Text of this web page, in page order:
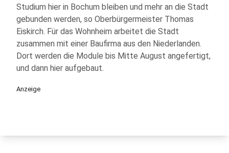
Studium hier in Bochum bleiben und mehr an die Stadt
gebunden werden, so Oberbürgermeister Thomas
Eiskirch. Für das Wohnheim arbeitet die Stadt
zusammen mit einer Baufirma aus den Niederlanden.
Dort werden die Module bis Mitte August angefertigt,
und dann hier aufgebaut.
Anzeige